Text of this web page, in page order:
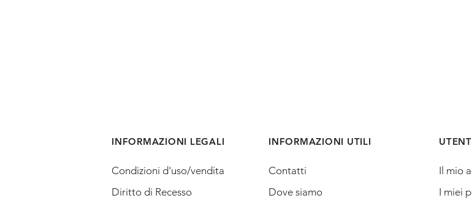
INFORMAZIONI LEGALI
Condizioni d'uso/vendita
Diritto di Recesso
INFORMAZIONI UTILI
Contatti
Dove siamo
Il mio
I miei